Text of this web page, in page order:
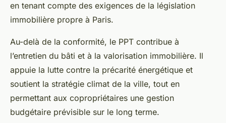
en tenant compte des exigences de la législation
immobilière propre à Paris.
Au-delà de la conformité, le PPT contribue à
l’entretien du bâti et à la valorisation immobilière. Il
appuie la lutte contre la précarité énergétique et
soutient la stratégie climat de la ville, tout en
permettant aux copropriétaires une gestion
budgétaire prévisible sur le long terme.